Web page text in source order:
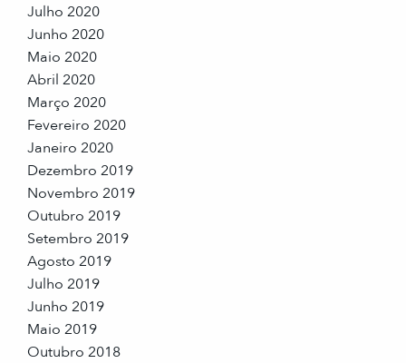
Julho 2020
Junho 2020
Maio 2020
Abril 2020
Março 2020
Fevereiro 2020
Janeiro 2020
Dezembro 2019
Novembro 2019
Outubro 2019
Setembro 2019
Agosto 2019
Julho 2019
Junho 2019
Maio 2019
Outubro 2018